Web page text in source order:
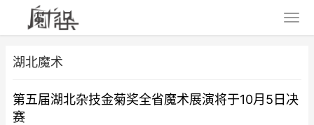
湖北魔术
第五届湖北杂技金菊奖全省魔术展演将于10月5日决
赛